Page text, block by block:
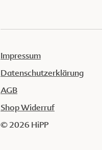
Impressum
Datenschutzerklärung
AGB
Shop Widerruf
© 2026 HiPP